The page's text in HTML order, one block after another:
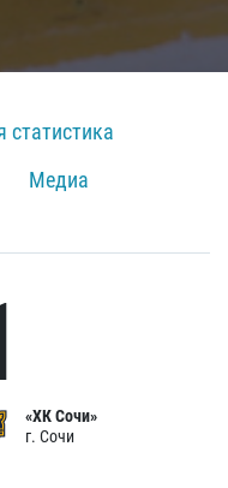
Медиа
«ХК Сочи»
г. Сочи